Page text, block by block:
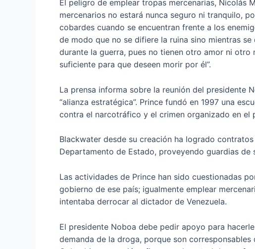
El peligro de emplear tropas mercenarias, Nicolás
mercenarios no estará nunca seguro ni tranquilo,
cobardes cuando se encuentran frente a los
de modo que no se difiere la ruina sino mientras
durante la guerra, pues no tienen otro amor ni
suficiente para que deseen morir por él”.
La prensa informa sobre la reunión del presidente
“alianza estratégica”. Prince fundó en 1997 una
contra el narcotráfico y el crimen organizado en el
Blackwater desde su creación ha logrado
Departamento de Estado, proveyendo guardias
Las actividades de Prince han sido cuestionadas
gobierno de ese país; igualmente emplear
intentaba derrocar al dictador de Venezuela.
El presidente Noboa debe pedir apoyo para
demanda de la droga, porque son